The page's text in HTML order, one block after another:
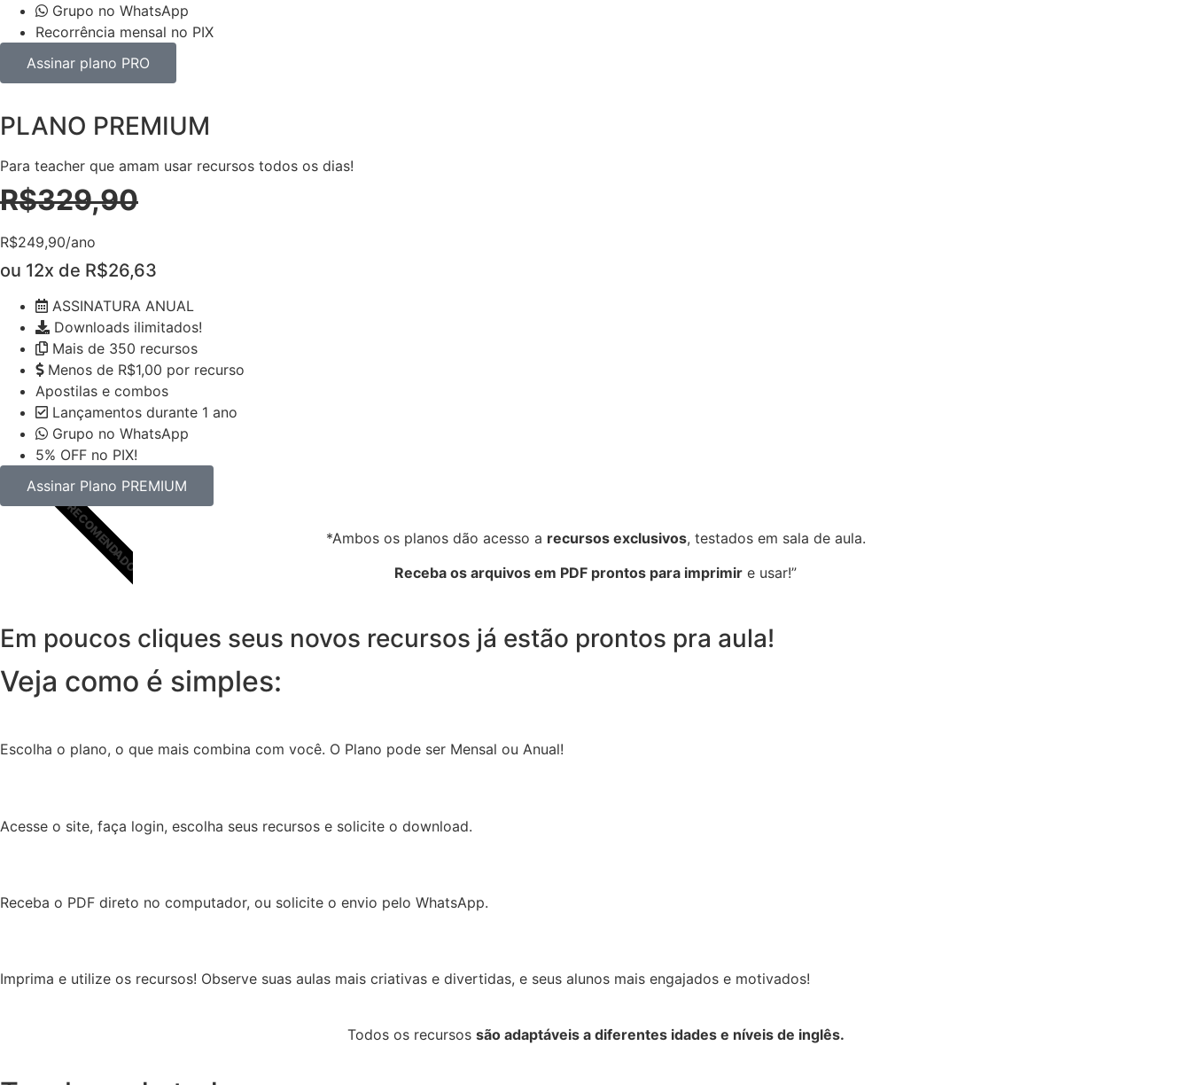
Grupo no WhatsApp
Recorrência mensal no PIX
Assinar plano PRO
PLANO PREMIUM
Para teacher que amam usar recursos todos os dias!
R$329,90
R$249,90/ano
ou 12x de R$26,63
ASSINATURA ANUAL
Downloads ilimitados!
Mais de 350 recursos
Menos de R$1,00 por recurso
Apostilas e combos
Lançamentos durante 1 ano
Grupo no WhatsApp
5% OFF no PIX!
Assinar Plano PREMIUM
RECOMENDADO *Ambos os planos dão acesso a recursos exclusivos, testados em sala de aula.
Receba os arquivos em PDF prontos para imprimir e usar!”
Em poucos cliques seus novos recursos já estão prontos pra aula!
Veja como é simples:
Escolha o plano, o que mais combina com você. O Plano pode ser Mensal ou Anual!
Acesse o site, faça login, escolha seus recursos e solicite o download.
Receba o PDF direto no computador, ou solicite o envio pelo WhatsApp.
Imprima e utilize os recursos! Observe suas aulas mais criativas e divertidas, e seus alunos mais engajados e motivados!
Todos os recursos são adaptáveis a diferentes idades e níveis de inglês.